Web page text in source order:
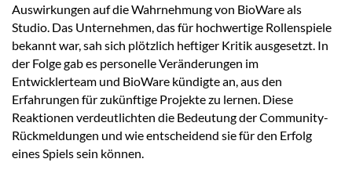
Auswirkungen auf die Wahrnehmung von BioWare als
Studio. Das Unternehmen, das für hochwertige Rollenspiele
bekannt war, sah sich plötzlich heftiger Kritik ausgesetzt. In
der Folge gab es personelle Veränderungen im
Entwicklerteam und BioWare kündigte an, aus den
Erfahrungen für zukünftige Projekte zu lernen. Diese
Reaktionen verdeutlichten die Bedeutung der Community-
Rückmeldungen und wie entscheidend sie für den Erfolg
eines Spiels sein können.